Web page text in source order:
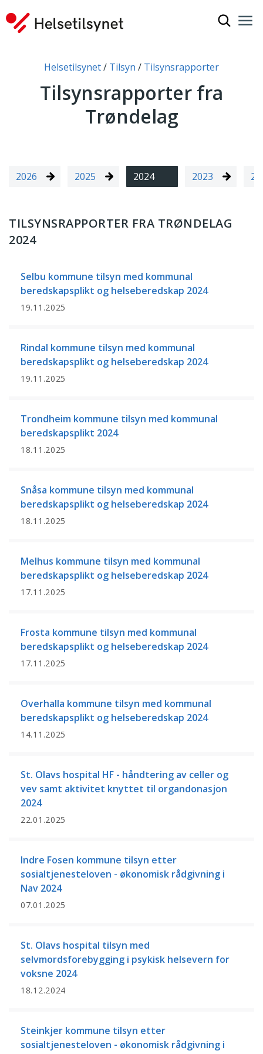
Du er her:Helsetilsynet Tilsyn Tilsynsrapporter
Tilsynsrapporter fra
Trøndelag
2026 2025 2024 2023
TILSYNSRAPPORTER FRA TRØNDELAG
2024
Selbu kommune tilsyn med kommunal
beredskapsplikt og helseberedskap 2024
19.11.2025
Rindal kommune tilsyn med kommunal
beredskapsplikt og helseberedskap 2024
19.11.2025
Trondheim kommune tilsyn med kommunal
beredskapsplikt 2024
18.11.2025
Snåsa kommune tilsyn med kommunal
beredskapsplikt og helseberedskap 2024
18.11.2025
Melhus kommune tilsyn med kommunal
beredskapsplikt og helseberedskap 2024
17.11.2025
Frosta kommune tilsyn med kommunal
beredskapsplikt og helseberedskap 2024
17.11.2025
Overhalla kommune tilsyn med kommunal
beredskapsplikt og helseberedskap 2024
14.11.2025
St. Olavs hospital HF - håndtering av celler og
vev samt aktivitet knyttet til organdonasjon
2024
22.01.2025
Indre Fosen kommune tilsyn etter
sosialtjenesteloven - økonomisk rådgivning i
Nav 2024
07.01.2025
St. Olavs hospital tilsyn med
selvmordsforebygging i psykisk helsevern for
voksne 2024
18.12.2024
Steinkjer kommune tilsyn etter
sosialtjenesteloven - økonomisk rådgivning i